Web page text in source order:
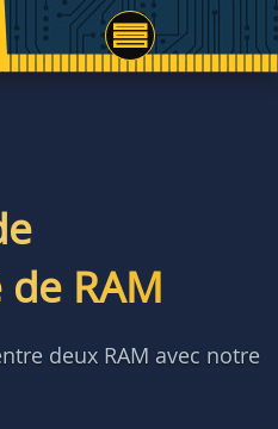
RAM
deux RAM avec notre